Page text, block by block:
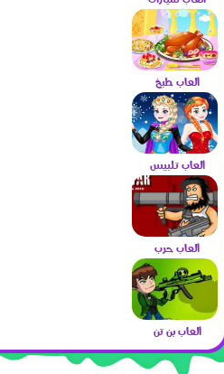
العاب طبخ
العاب تلبيس
العاب حرب
العاب بن تن